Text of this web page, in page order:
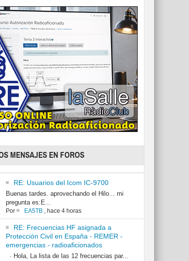
MENSAJES EN FOROS
RE: Usuarios del Icom IC-9700
Buenas tardes. aprovechando el Hilo... mi
pregunta es:E...
Por EA5TB, hace 4 horas
RE: Frecuencias HF asignada a
Protección Civil en España - REMER -
emergencias - radioaficionados
· Hola, La lista de las 12 frecuencias par...